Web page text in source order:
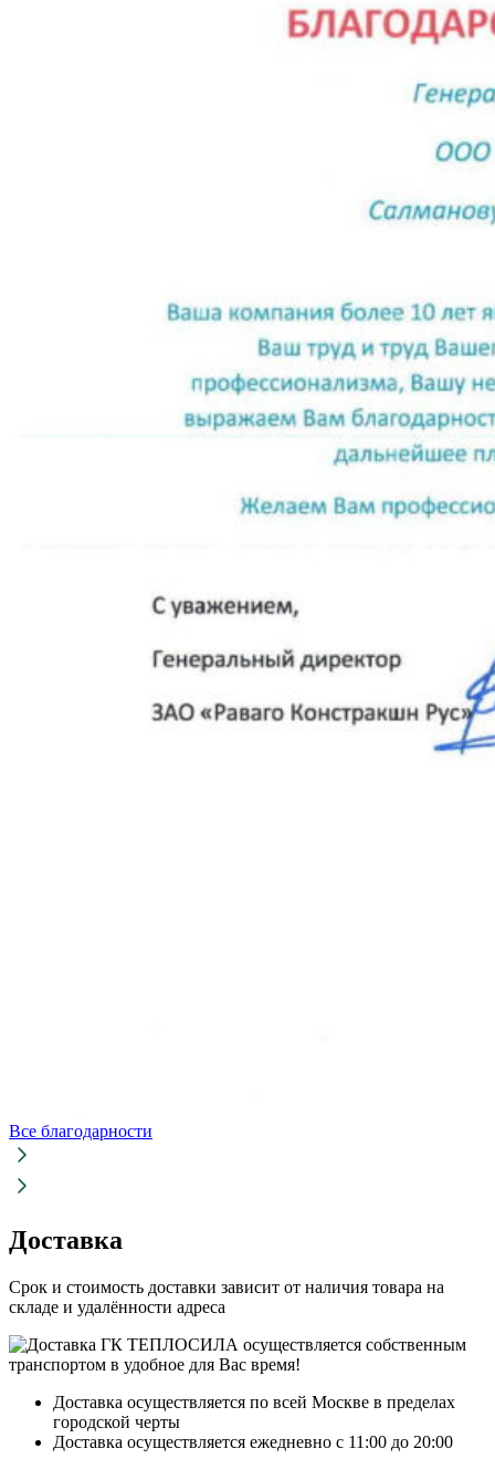
Все благодарности
Доставка
Срок и стоимость доставки зависит от наличия товара на
складе и удалённости адреса
Доставка осуществляется по всей Москве в пределах
городской черты
Доставка осуществляется ежедневно с 11:00 до 20:00